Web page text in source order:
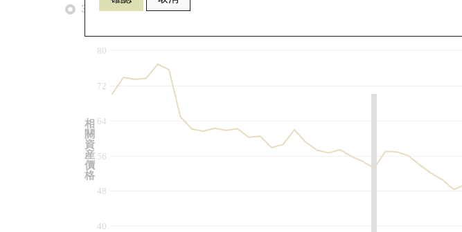
3個月 6個月
40
48
56
64
72
80
相
關
資
産
價
格